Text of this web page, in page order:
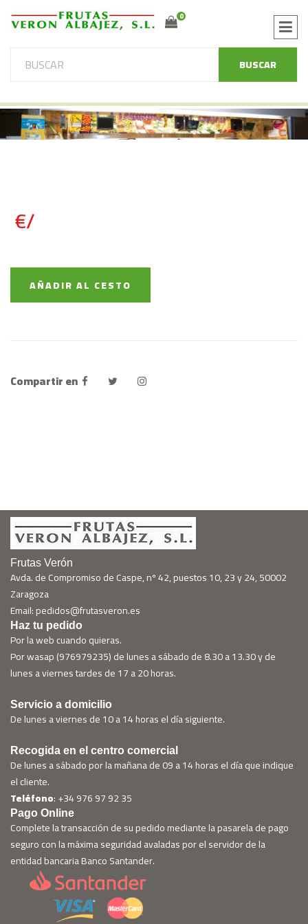
0
BUSCAR
€/
AÑADIR AL CESTO
Compartir en
Frutas Verón
Avda. de Compromiso de Caspe, nº 42, puestos 10, 23 y 24, 50002
Zaragoza
Email: pedidos@frutasveron.es
Haz tu pedido
Por la web cuando quieras.
Por wasap (976979235) de lunes a sábado de 8.30 a 13.30 y de
lunes a viernes tardes de 17 a 20 horas.
Servicio a domicilio
De lunes a viernes de 10 a 14 horas el día siguiente.
Recogida en el centro comercial
De lunes a sábado por la mañana de 09 a 14 horas el día que indique
el cliente.
Teléfono: +34 976 97 92 35
Pago Online
Complete la transacción de su pedido mediante la pasarela de pago
seguro con la máxima seguridad avaladas por el servidor de la
entidad bancaria Banco Santander.